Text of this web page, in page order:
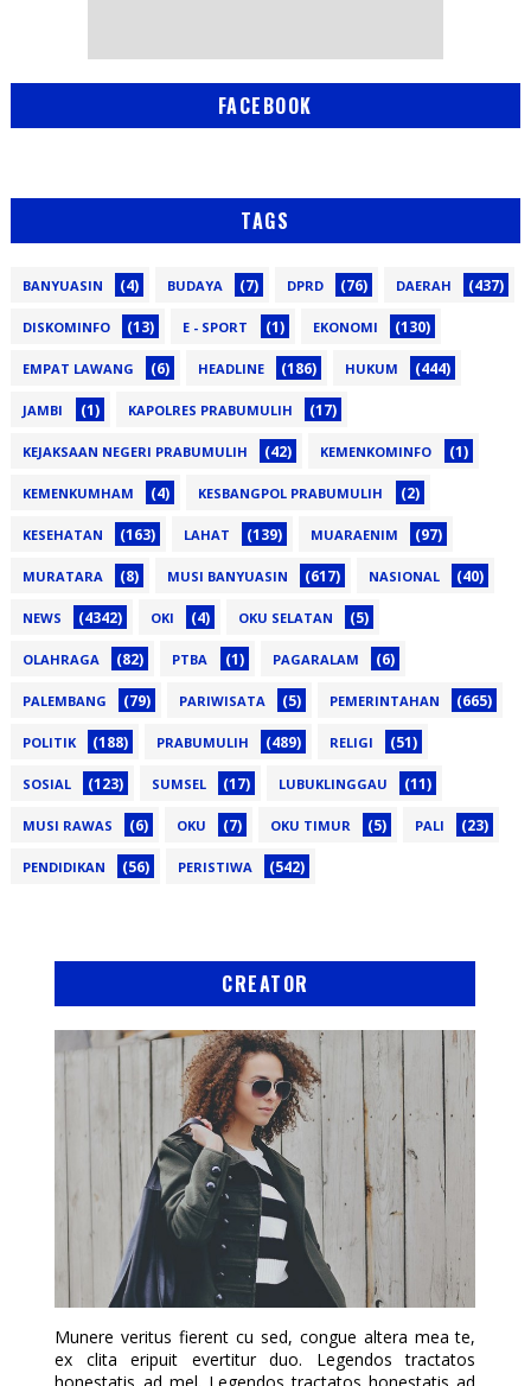
FACEBOOK
TAGS
BANYUASIN (4) BUDAYA (7) DPRD (76) DAERAH (437)
DISKOMINFO (13) E - SPORT (1) EKONOMI (130)
EMPAT LAWANG (6) HEADLINE (186) HUKUM (444)
JAMBI (1) KAPOLRES PRABUMULIH (17)
KEJAKSAAN NEGERI PRABUMULIH (42) KEMENKOMINFO (1)
KEMENKUMHAM (4) KESBANGPOL PRABUMULIH (2)
KESEHATAN (163) LAHAT (139) MUARAENIM (97)
MURATARA (8) MUSI BANYUASIN (617) NASIONAL (40)
NEWS (4342) OKI (4) OKU SELATAN (5)
OLAHRAGA (82) PTBA (1) PAGARALAM (6)
PALEMBANG (79) PARIWISATA (5) PEMERINTAHAN (665)
POLITIK (188) PRABUMULIH (489) RELIGI (51)
SOSIAL (123) SUMSEL (17) LUBUKLINGGAU (11)
MUSI RAWAS (6) OKU (7) OKU TIMUR (5) PALI (23)
PENDIDIKAN (56) PERISTIWA (542)
CREATOR
Munere veritus fierent cu sed, congue altera mea te,
ex clita eripuit evertitur duo. Legendos tractatos